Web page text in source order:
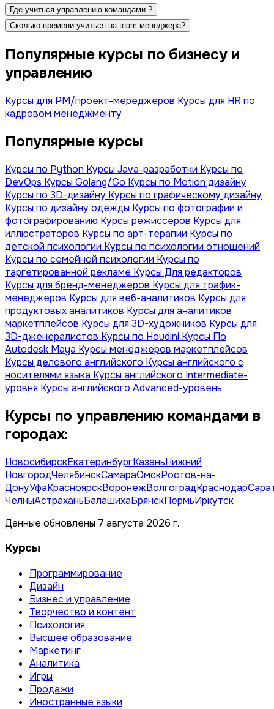
Где учиться управлению командами ?
Сколько времени учиться на team-менеджера?
Популярные курсы по бизнесу и
управлению
Курсы для PM/проект-мереджеров Курсы для HR по
кадровом менеджменту
Популярные курсы
Курсы по Python Курсы Java-разработки Курсы по
DevOps Курсы Golang/Go Курсы по Motion дизайну
Курсы по 3D-дизайну Курсы по графическому дизайну
Курсы по дизайну одежды Курсы по фотографии и
фотографированию Курсы режиссеров Курсы для
иллюстраторов Курсы по арт-терапии Курсы по
детской психологии Курсы по психологии отношений
Курсы по семейной психологии Курсы по
таргетированной рекламе Курсы Для редакторов
Курсы для бренд-менеджеров Курсы для трафик-
менеджеров Курсы для веб-аналитиков Курсы для
продуктовых аналитиков Курсы для аналитиков
маркетплейсов Курсы для 3D-художников Курсы для
3D-дженералистов Курсы по Houdini Курсы По
Autodesk Maya Курсы менеджеров маркетплейсов
Курсы делового английского Курсы английского с
носителями языка Курсы английского Intermediate-
уровня Курсы английского Advanced-уровень
Курсы по управлению командами в
городах:
НовосибирскЕкатеринбургКазаньНижний
НовгородЧелябинскСамараОмскРостов-на-
ДонуУфаКрасноярскВоронежВолгоградКраснодар
ЧелныАстраханьБалашихаБрянскПермьИркутск
Данные обновлены 7 августа 2026 г.
Курсы
Программирование
Дизайн
Бизнес и управление
Творчество и контент
Психология
Высшее образование
Маркетинг
Аналитика
Игры
Продажи
Иностранные языки